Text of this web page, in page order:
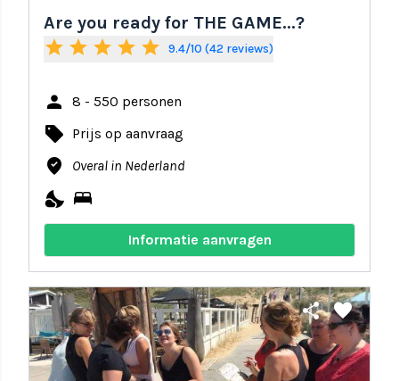
Are you ready for THE GAME...?
star star star star star 9.4/10 (42 reviews)
person 8 - 550 personen
local_offer Prijs op aanvraag
where_to_vote Overal in Nederland
nights_stay bed
Informatie aanvragen
share favorite